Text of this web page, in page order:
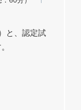
と、認定試